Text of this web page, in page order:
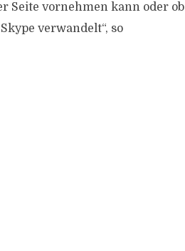
Seite vornehmen kann oder ob
verwandelt“, so